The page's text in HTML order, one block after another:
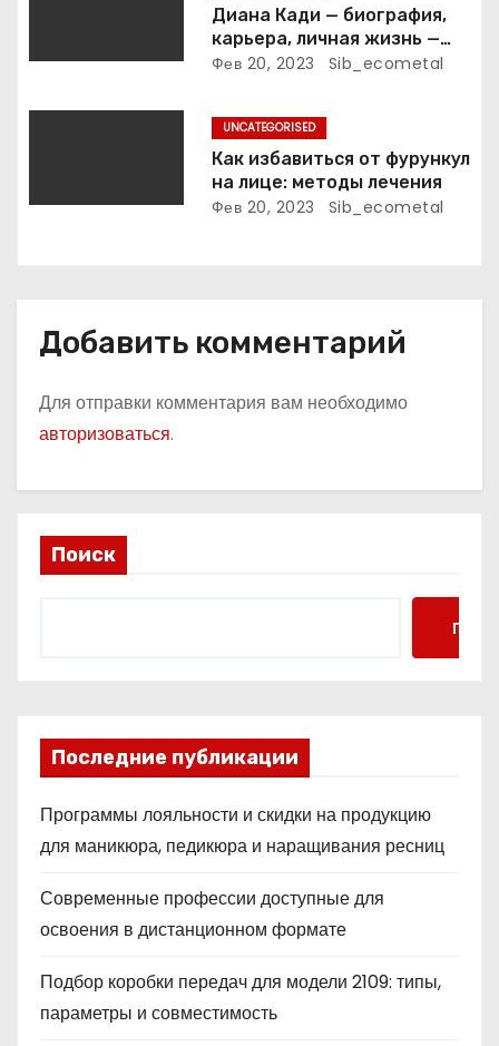
общепостижимое явление
известной русской
поэтессы
Диана Кади — биография,
карьера, личная жизнь —
актуальная информация
Фев 20, 2023 Sib_ecometal
UNCATEGORISED
Как избавиться от фурункул
на лице: методы лечения
Фев 20, 2023 Sib_ecometal
Добавить комментарий
Для отправки комментария вам необходимо
авторизоваться.
Поиск
Поиск
Последние публикации
Программы лояльности и скидки на продукцию
для маникюра, педикюра и наращивания ресниц
Современные профессии доступные для
освоения в дистанционном формате
Подбор коробки передач для модели 2109: типы,
параметры и совместимость